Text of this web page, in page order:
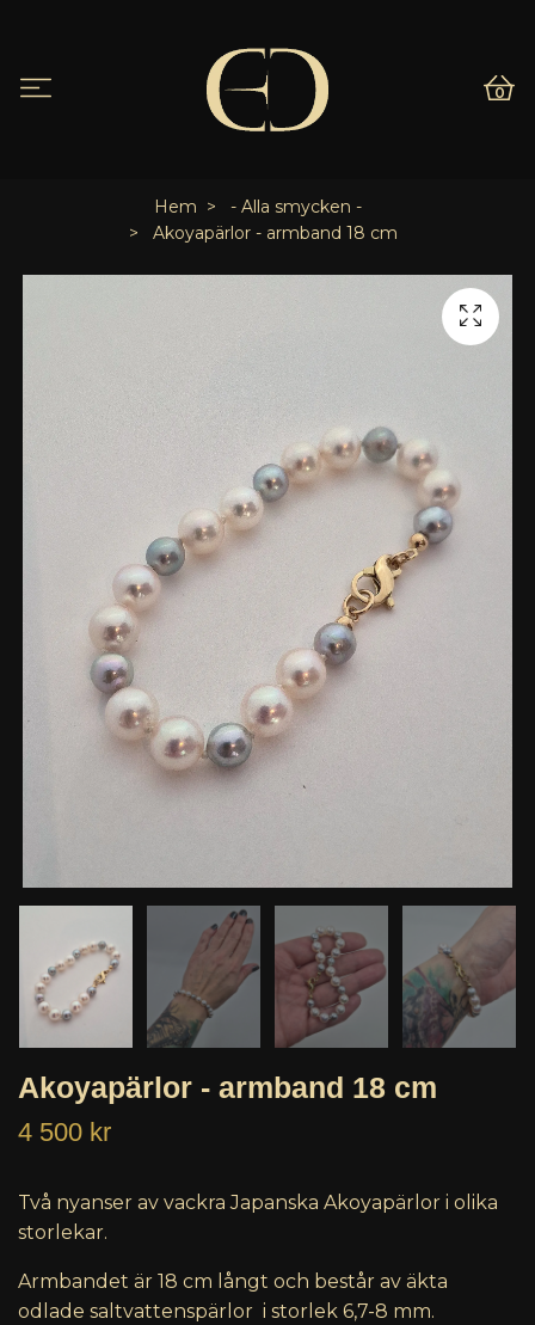
0
Hem
- Alla smycken -
Akoyapärlor - armband 18 cm
Akoyapärlor - armband 18 cm
4 500 kr
Två nyanser av vackra Japanska Akoyapärlor i olika
storlekar.
Armbandet är 18 cm långt och består av äkta
odlade saltvattenspärlor i storlek 6,7-8 mm.